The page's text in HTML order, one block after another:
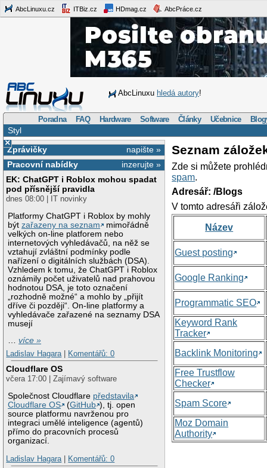
AbcLinuxu.cz ITBiz.cz HDmag.cz AbcPráce.cz
AbcLinuxu hledá autory!
Poradna FAQ Hardware Software Články Učebnice
Styl
×
napište »
Zprávičky
inzerujte »
Pracovní nabídky
EK: ChatGPT i Roblox mohou spadat
pod přísnější pravidla
dnes 08:00 | IT novinky
Platformy ChatGPT i Roblox by mohly
býtzařazeny na seznam
mimořádně
velkých on-line platforem nebo
internetových vyhledávačů, na něž se
vztahují zvláštní podmínky podle
nařízení o digitálních službách (DSA).
Vzhledem k tomu, že ChatGPT i Roblox
oznámily počet uživatelů nad prahovou
hodnotou DSA, je toto označení
„rozhodně možné“ a mohlo by „přijít
dříve či později“. On-line platformy a
vyhledávače zařazené na seznamy DSA
musejí
…více »
Ladislav Hagara
Komentářů: 0
Cloudflare OS
včera 17:00 | Zajímavý software
Společnost Cloudflare představila
Cloudflare OS
(GitHub ), tj. open
source platformu navrženou pro
integraci umělé inteligence (agentů)
přímo do pracovních procesů
organizací.
Ladislav Hagara
Komentářů: 0
Seznam
Zde si můžete
spam.
Adresář: /Blogs
V tomto adresáři
Název
Guest posting
Google Ranking
Programmatic SEO
Keyword Rank
Tracker
Backlink Monitoring
Free Trustflow
Checker
Spam Score
Moz Domain
Authority